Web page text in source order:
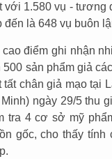
với 1.580 vụ - tương
đến là 648 vụ buôn
điểm ghi nhận
500 sản phẩm giả
tất chân giả mạo tại
ngày 29/5 thu
tra 4 cơ sở mỹ
gốc, cho thấy